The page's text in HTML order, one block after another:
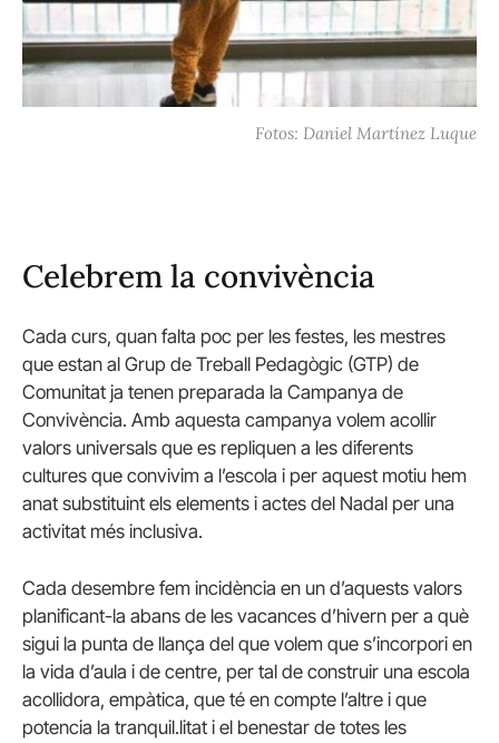
Fotos: Daniel Martínez Luque
Celebrem la convivència
Cada curs, quan falta poc per les festes, les mestres
que estan al Grup de Treball Pedagògic (GTP) de
Comunitat ja tenen preparada la Campanya de
Convivència. Amb aquesta campanya volem acollir
valors universals que es repliquen a les diferents
cultures que convivim a l’escola i per aquest motiu hem
anat substituint els elements i actes del Nadal per una
activitat més inclusiva.
Cada desembre fem incidència en un d’aquests valors
planificant-la abans de les vacances d’hivern per a què
sigui la punta de llança del que volem que s’incorpori en
la vida d’aula i de centre, per tal de construir una escola
acollidora, empàtica, que té en compte l’altre i que
potencia la tranquil.litat i el benestar de totes les